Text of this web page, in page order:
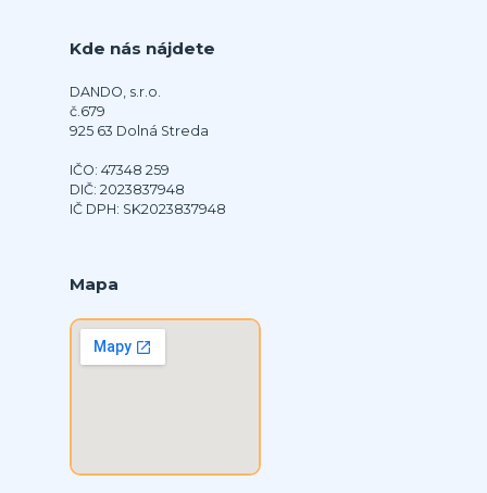
Kde nás nájdete
DANDO, s.r.o.
č.679
925 63 Dolná Streda
IČO: 47348 259
DIČ: 2023837948
IČ DPH: SK2023837948
Mapa